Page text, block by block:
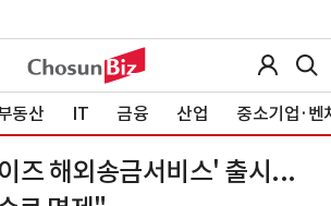
동산 IT 금융 산업 중소기업·벤
즈 해외송금서비스' 출시...